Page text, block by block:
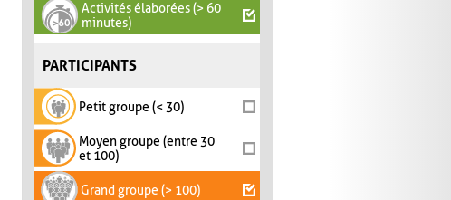
Activités élaborées (> 60
minutes)
PARTICIPANTS
Petit groupe (< 30)
Moyen groupe (entre 30
et 100)
Grand groupe (> 100)